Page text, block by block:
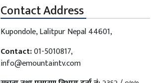
Contact Address
Kupondole, Lalitpur Nepal 44601,
Contact:01-5010817,
info@emountaintv.com